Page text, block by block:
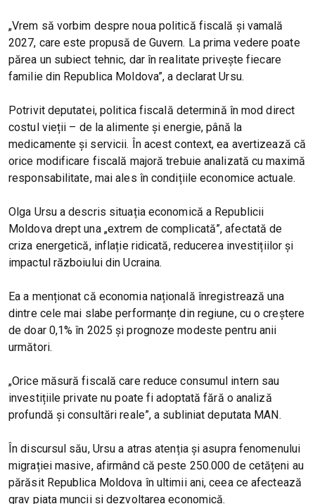
„Vrem să vorbim despre noua politică fiscală și vamală
2027, care este propusă de Guvern. La prima vedere poate
părea un subiect tehnic, dar în realitate privește fiecare
familie din Republica Moldova”, a declarat Ursu.
Potrivit deputatei, politica fiscală determină în mod direct
costul vieții – de la alimente și energie, până la
medicamente și servicii. În acest context, ea avertizează că
orice modificare fiscală majoră trebuie analizată cu maximă
responsabilitate, mai ales în condițiile economice actuale.
Olga Ursu a descris situația economică a Republicii
Moldova drept una „extrem de complicată”, afectată de
criza energetică, inflație ridicată, reducerea investițiilor și
impactul războiului din Ucraina.
Ea a menționat că economia națională înregistrează una
dintre cele mai slabe performanțe din regiune, cu o creștere
de doar 0,1% în 2025 și prognoze modeste pentru anii
următori.
„Orice măsură fiscală care reduce consumul intern sau
investițiile private nu poate fi adoptată fără o analiză
profundă și consultări reale”, a subliniat deputata MAN.
În discursul său, Ursu a atras atenția și asupra fenomenului
migrației masive, afirmând că peste 250.000 de cetățeni au
părăsit Republica Moldova în ultimii ani, ceea ce afectează
grav piața muncii și dezvoltarea economică.